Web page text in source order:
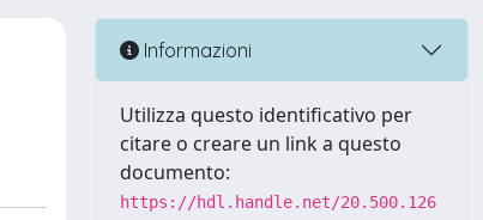
Informazioni
Utilizza questo identificativo per
citare o creare un link a questo
documento:
https://hdl.handle.net/20.500.126